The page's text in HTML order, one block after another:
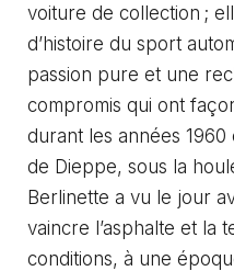
voiture de collection ;
d’histoire du sport
passion pure et une
compromis qui ont
durant les années 1960
de Dieppe, sous la
Berlinette a vu le jour
vaincre l’asphalte et la
conditions, à une